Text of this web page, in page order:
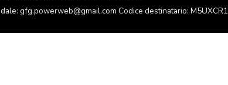
gfg.powerweb@gmail.com Codice destinatario: M5UXCR1